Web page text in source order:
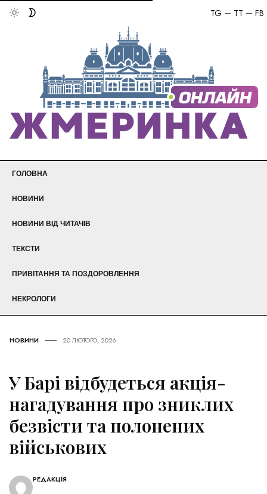
FB
TT
TG
ГОЛОВНА
НОВИНИ
НОВИНИ ВІД ЧИТАЧІВ
ТЕКСТИ
ПРИВІТАННЯ ТА ПОЗДОРОВЛЕННЯ
НЕКРОЛОГИ
НОВИНИ 20 ЛЮТОГО, 2026
У Барі відбудеться акція-
нагадування про зниклих
безвісти та полонених
військових
РЕДАКЦІЯ